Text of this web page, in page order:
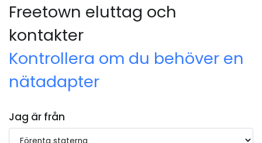
Freetown eluttag och
kontakter
Kontrollera om du behöver en
nätadapter
Jag är från